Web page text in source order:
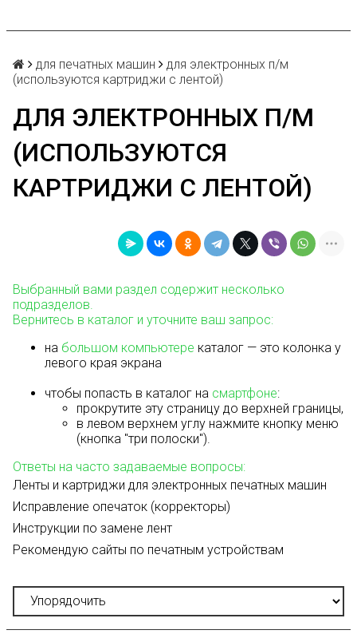
для печатных машин
для электронных п/м
(используются картриджи с лентой)
ДЛЯ ЭЛЕКТРОННЫХ П/М
(ИСПОЛЬЗУЮТСЯ
КАРТРИДЖИ С ЛЕНТОЙ)
Выбранный вами раздел содержит несколько
подразделов.
Вернитесь в каталог и уточните ваш запрос:
на большом компьютере каталог — это колонка у
левого края экрана
чтобы попасть в каталог на смартфоне:
прокрутите эту страницу до верхней границы,
в левом верхнем углу нажмите кнопку меню
(кнопка "три полоски").
Ответы на часто задаваемые вопросы:
Ленты и картриджи для электронных печатных машин
Исправление опечаток (корректоры)
Инструкции по замене лент
Рекомендую сайты по печатным устройствам